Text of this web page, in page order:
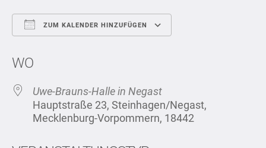
ZUM KALENDER HINZUFÜGEN
WO
Uwe-Brauns-Halle in Negast
Hauptstraße 23, Steinhagen/Negast,
Mecklenburg-Vorpommern, 18442